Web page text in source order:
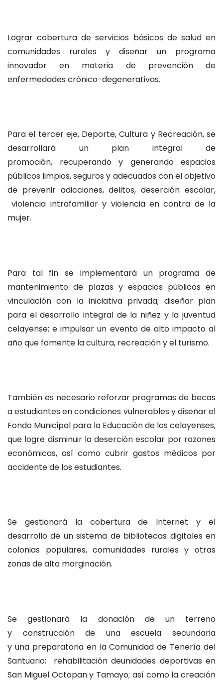
Lograr cobertura de servicios básicos de salud en
comunidades rurales y diseñar un programa
innovador en materia de prevención de
enfermedades crónico-degenerativas.
Para el tercer eje, Deporte, Cultura y Recreación, se
desarrollará un plan integral de
promoción, recuperando y generando espacios
públicos limpios, seguros y adecuados con el objetivo
de prevenir adicciones, delitos, deserción escolar,
violencia intrafamiliar y violencia en contra de la
mujer.
Para tal fin se implementará un programa de
mantenimiento de plazas y espacios públicos en
vinculación con la iniciativa privada; diseñar plan
para el desarrollo integral de la niñez y la juventud
celayense; e impulsar un evento de alto impacto al
año que fomente la cultura, recreación y el turismo.
También es necesario reforzar programas de becas
a estudiantes en condiciones vulnerables y diseñar el
Fondo Municipal para la Educación de los celayenses,
que logre disminuir la deserción escolar por razones
económicas, así como cubrir gastos médicos por
accidente de los estudiantes.
Se gestionará la cobertura de Internet y el
desarrollo de un sistema de bibliotecas digitales en
colonias populares, comunidades rurales y otras
zonas de alta marginación.
Se gestionará la donación de un terreno
y construcción de una escuela secundaria
y una preparatoria en la Comunidad de Tenería del
Santuario; rehabilitación deunidades deportivas en
San Miguel Octopan y Tamayo; así como la creación